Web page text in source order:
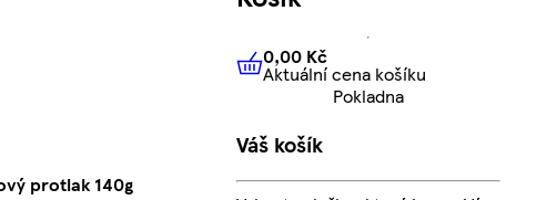
protlak 140g
0,00 KčAktuální cena košíku
0,00 Kč
Aktuální cena košíku
Pokladna
Váš košík